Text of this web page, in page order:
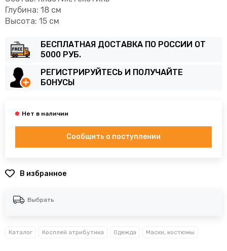
Глубина: 18 см
Высота: 15 см
БЕСПЛАТНАЯ ДОСТАВКА ПО РОССИИ ОТ
5000 РУБ.
РЕГИСТРИРУЙТЕСЬ И ПОЛУЧАЙТЕ
БОНУСЫ
Сообщить о поступлении
В избранное
Выбрать
Каталог Косплей атрибутика Одежда Маски, костюмы